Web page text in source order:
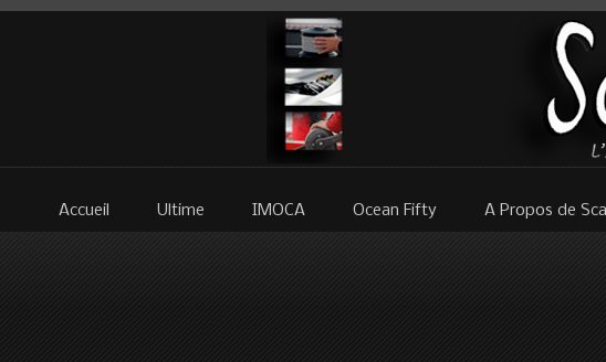
Accueil Ultime IMOCA Ocean Fifty A Propos de